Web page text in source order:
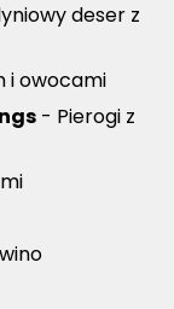
deser z
i owocami
- Pierogi z